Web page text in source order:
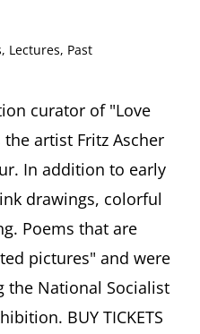
, Lectures, Past
curator of "Love
artist Fritz Ascher
In addition to early
drawings, colorful
Poems that are
pictures" and were
the National Socialist
BUY TICKETS